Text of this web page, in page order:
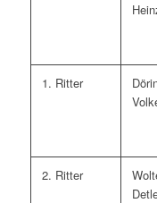
1. Ritter
2. Ritter